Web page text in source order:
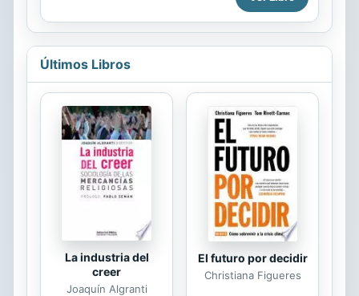
obligada a comprobar si la Leyenda...
Londres para evitar la ruina de la
familia. Pronto, Cordelia se
reencontrará con sus amigos de
infancia, Jame y Lucie Herondale, y
elegantes, encuentros secretos y
reuniones sobrenaturales, donde
vampiros y brujos se mezclan con
sirenasy magos. Pero la nueva vida
de Cordelia salta por los aires
cuando unos demonios arrasan
Londres. Unos seres diabólicos que
no se parecen en nada a...
Últimos Libros
La industria del
creer
Joaquín Algranti
El futuro por decidir
Christiana Figueres